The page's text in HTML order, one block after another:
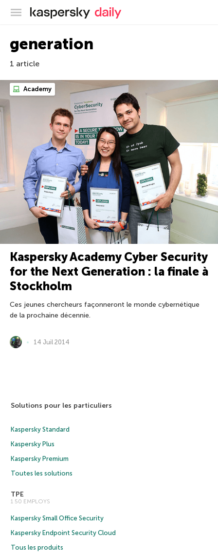
Blog officiel de Kaspersky
generation
1 article
Academy
Kaspersky Academy Cyber Security
for the Next Generation : la finale à
Stockholm
Ces jeunes chercheurs façonneront le monde cybernétique
de la prochaine décennie.
14 Juil 2014
Solutions pour les particuliers
Kaspersky Standard
Kaspersky Plus
Kaspersky Premium
Toutes les solutions
TPE
1 50 EMPLOYS
Kaspersky Small Office Security
Kaspersky Endpoint Security Cloud
Tous les produits